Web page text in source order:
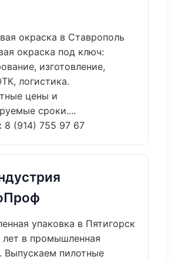
окраска в Ставрополь
окраска под ключ:
изготовление,
логистика.
цены и
сроки....
8 (914) 755 97 67
упаковка в Пятигорск
лет в промышленная
Выпускаем пилотные